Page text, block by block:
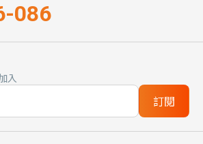
086
入
訂閱